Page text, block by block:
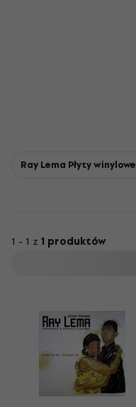
Ray Lema Płyty winylowe
1 - 1 z 1 produktów